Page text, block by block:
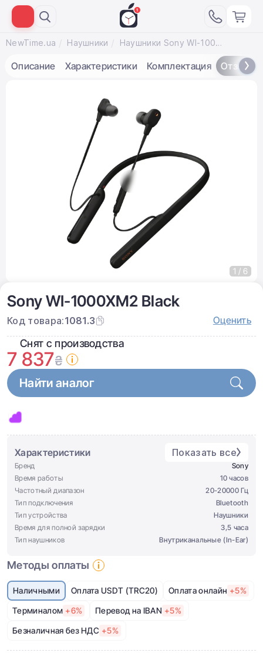
NewTime.ua Наушники Наушники Sony WI-1000XM2 Black
Описание Характеристики Комплектация Отзывы
Sony WI-1000XM2 Black
Код товара:1081.3 Оценить
Снят с производства
7 837₴
Найти аналог
Характеристики Показать все
Бренд
Sony
Время работы
10 часов
Частотный диапазон
20-20000 Гц
Тип подключения
Bluetooth
Тип устройства
Наушники
Время для полной зарядки
3,5 часа
Тип наушников
Внутриканальные (In-Ear)
Методы оплаты
Наличными Оплата USDT (TRC20) Оплата онлайн +5%
Терминалом +6% Перевод на IBAN +5%
Безналичная без НДС +5%
1 / 6